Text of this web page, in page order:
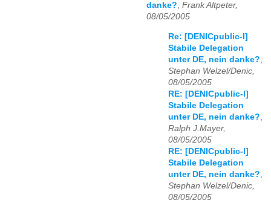
danke?, Frank Altpeter,
08/05/2005
Re: [DENICpublic-l]
Stabile Delegation
unter DE, nein danke?
Stephan Welzel/Denic,
08/05/2005
RE: [DENICpublic-l]
Stabile Delegation
unter DE, nein danke?
Ralph J.Mayer,
08/05/2005
RE: [DENICpublic-l]
Stabile Delegation
unter DE, nein danke?
Stephan Welzel/Denic,
08/05/2005